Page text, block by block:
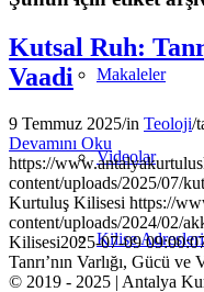
Makaleler
Videolar
Kilise Adresleri
Kutsal Ruh:
Vaadi
9 Temmuz 2025/in Teoloji/
Devamını Oku
https://
content/uploads/2025/07/
Kurtuluş Kilisesi https://
content/uploads/2024/02/
Kilisesi2025-07-09
Tanrı’nın Varlığı, Gücü ve
© 2019 - 2025 | Antalya